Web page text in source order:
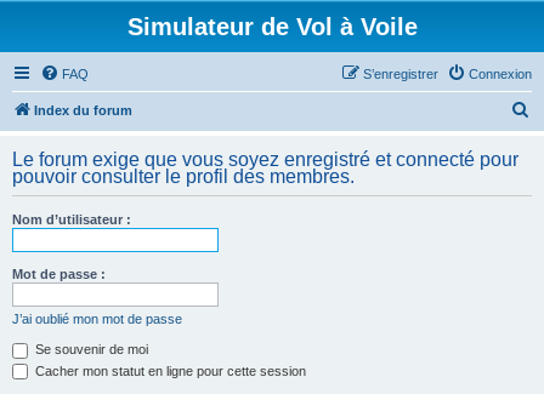
Simulateur de Vol à Voile
FAQ Connexion
S’enregistrer
Index du forum
h
Le forum exige que vous soyez enregistré et connecté pour
pouvoir consulter le profil des membres.
Nom d’utilisateur :
Mot de passe :
J’ai oublié mon mot de passe
Se souvenir de moi
Cacher mon statut en ligne pour cette session